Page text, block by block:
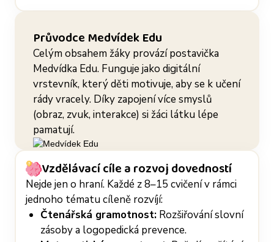
Průvodce Medvídek Edu
Celým obsahem žáky provází postavička
Medvídka Edu. Funguje jako digitální
vrstevník, který děti motivuje, aby se k učení
rády vracely. Díky zapojení více smyslů
(obraz, zvuk, interakce) si žáci látku lépe
pamatují.
Vzdělávací cíle a rozvoj dovedností
Nejde jen o hraní. Každé z 8–15 cvičení v rámci
jednoho tématu cíleně rozvíjí:
Čtenářská gramotnost:Rozšiřování slovní
zásoby a logopedická prevence.